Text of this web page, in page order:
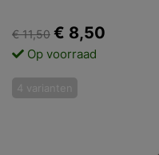
€ 11,50 € 8,50
Op voorraad
4 varianten